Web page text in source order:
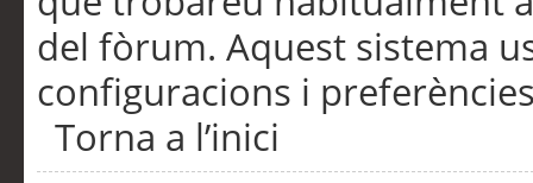
del fòrum. Aquest sistema
configuracions i
Torna a l’inici